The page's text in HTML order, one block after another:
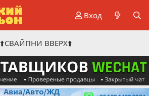
Вход
⬆️СВАЙПНИ ВВЕРХ⬆️